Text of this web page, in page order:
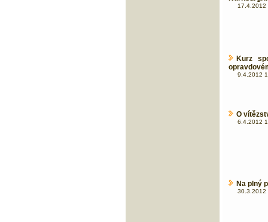
17.4.2012
Kurz
9.4.2012
O
6.4.2012
Na plný
30.3.2012